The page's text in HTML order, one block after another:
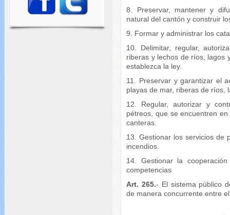
8. Preservar, mantener y
natural del cantón y construir
9. Formar y administrar los
10. Delimitar, regular,
riberas y lechos de ríos, lagos
establezca la ley.
11. Preservar y garantizar el
playas de mar, riberas de ríos,
12. Regular, autorizar y
pétreos, que se encuentren
canteras.
13. Gestionar los servicios de
incendios.
14. Gestionar la
competencias
Art. 265.- El sistema público
de manera concurrente entre